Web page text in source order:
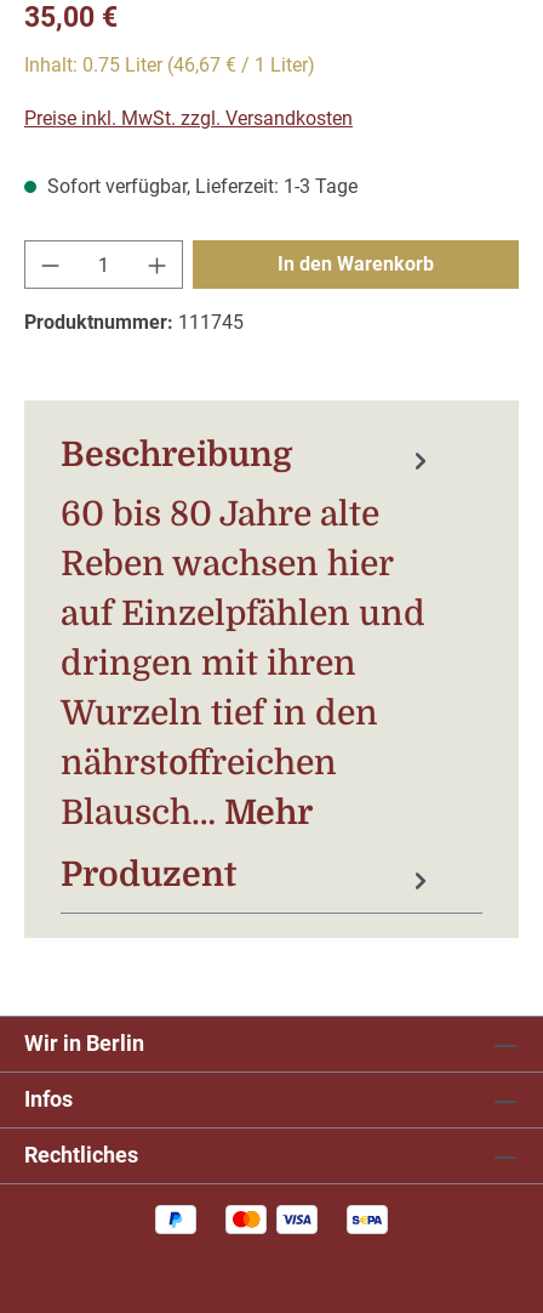
Regulärer Preis:
35,00 €
Inhalt: 0.75 Liter (46,67 € / 1 Liter)
Preise inkl. MwSt. zzgl. Versandkosten
Sofort verfügbar, Lieferzeit: 1-3 Tage
Produkt Anzahl: Gib den gewünschten
In den Warenkorb
Produktnummer: 111745
Beschreibung
60 bis 80 Jahre alte
Reben wachsen hier
auf Einzelpfählen und
dringen mit ihren
Wurzeln tief in den
nährstoffreichen
Blausch… Mehr
Produzent
Wir in Berlin
Infos
Rechtliches